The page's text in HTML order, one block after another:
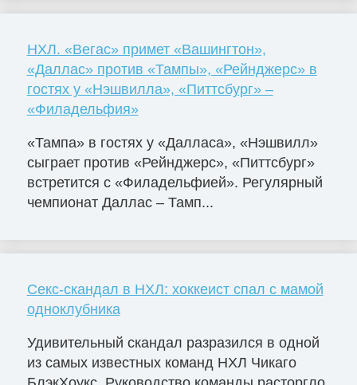
НХЛ. «Вегас» примет «Вашингтон»,
«Даллас» против «Тампы», «Рейнджерс» в
гостях у «Нэшвилла», «Питтсбург» –
«Филадельфия»
«Тампа» в гостях у «Далласа», «Нэшвилл»
сыграет против «Рейнджерс», «Питтсбург»
встретится с «Филадельфией». Регулярный
чемпионат Даллас – Тамп...
Секс-скандал в НХЛ: хоккеист спал с мамой
одноклубника
Удивительный скандал разразился в одной
из самых известных команд НХЛ Чикаго